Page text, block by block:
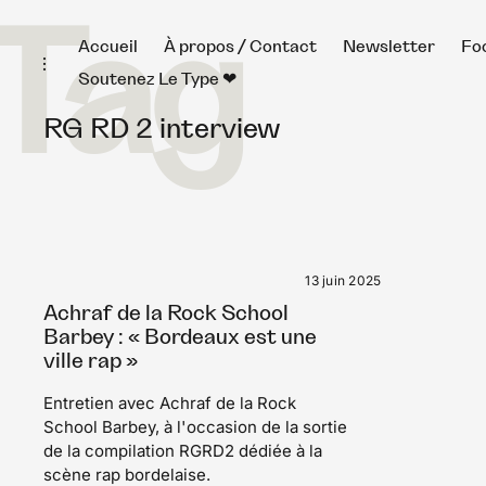
Skip
to
content
toggle
open/close
sidebar
Accueil À propos / Contact Newsletter
Soutenez Le Type ❤︎
RG RD 2 interview
13 juin 2025
Achraf de la Rock School
Barbey : « Bordeaux est une
ville rap »
Entretien avec Achraf de la Rock
School Barbey, à l'occasion de la sortie
de la compilation RGRD2 dédiée à la
scène rap bordelaise.